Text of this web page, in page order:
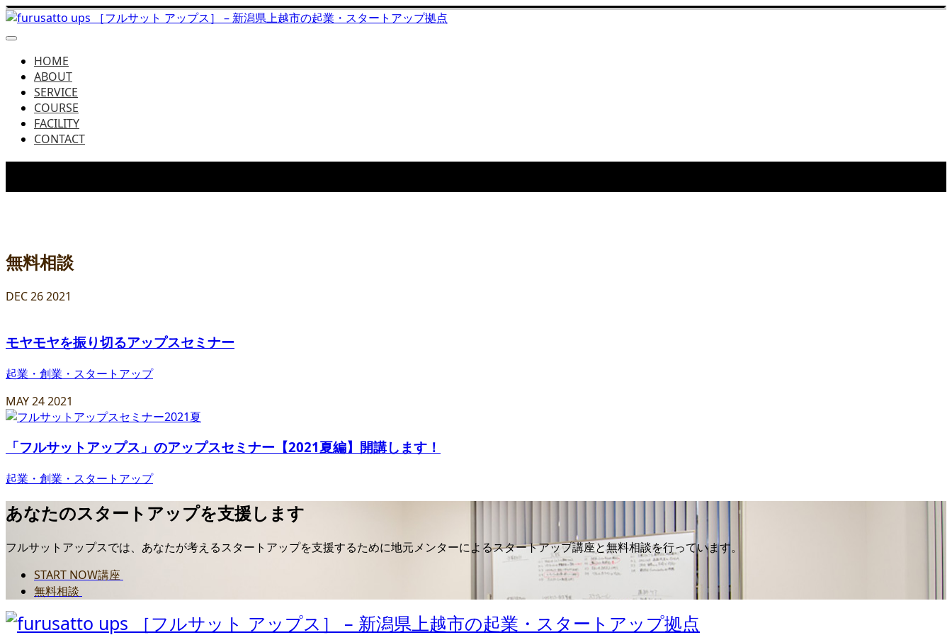
HOME
ABOUT
SERVICE
COURSE
FACILITY
CONTACT
無料相談
DEC262021
モヤモヤを振り切るアップスセミナー
起業・創業・スタートアップ
MAY242021
「フルサットアップス」のアップスセミナー【2021夏編】開講します！
起業・創業・スタートアップ
あなたのスタートアップを支援します
フルサットアップスでは、あなたが考えるスタートアップを支援するために地元メンターによるスタートアップ講座と無料相談を行っています。
START NOW講座
無料相談